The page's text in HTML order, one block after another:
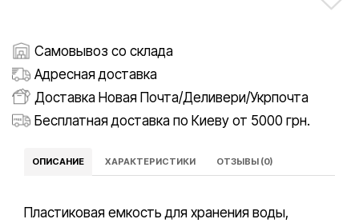
Самовывоз со склада
Адресная доставка
Доставка Новая Почта/Деливери/Укрпочта
Бесплатная доставка по Киеву от 5000 грн.
ОПИСАНИЕ ХАРАКТЕРИСТИКИ ОТЗЫВЫ (0)
Пластиковая емкость для хранения воды,